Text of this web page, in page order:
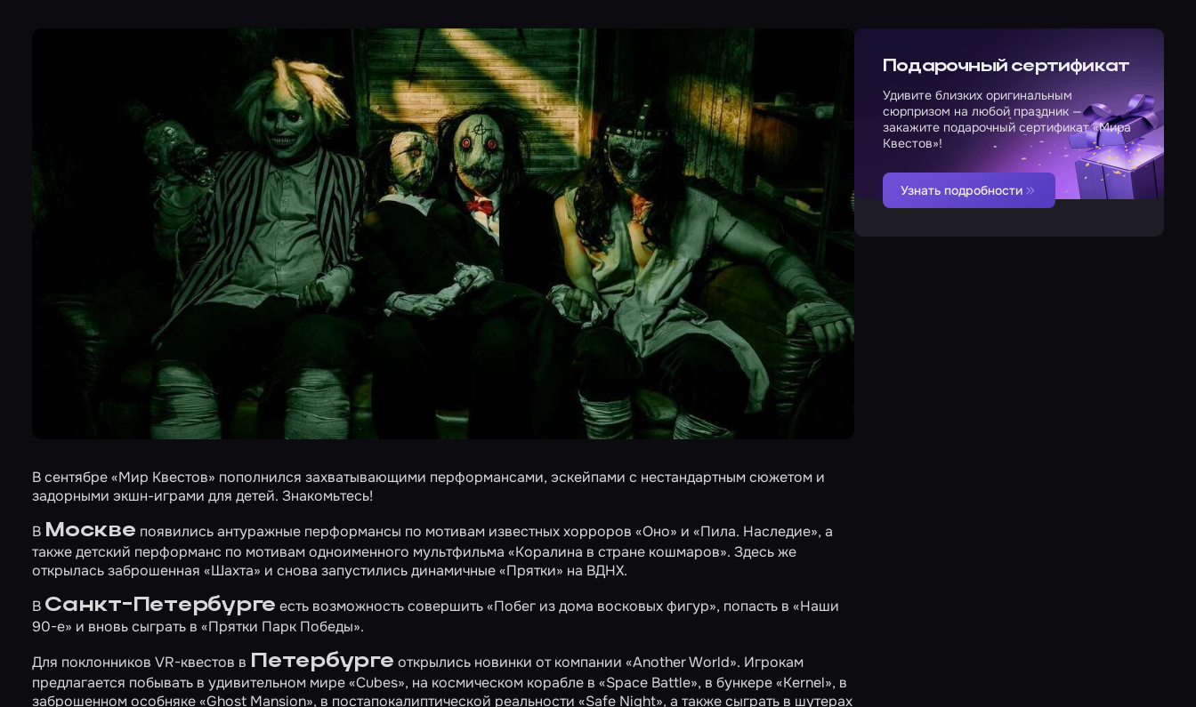
В сентябре «Мир Квестов» пополнился захватывающими перформансами, эскейпами с нестандартным сюжетом и
задорными экшн-играми для детей. Знакомьтесь!
В Москве появились антуражные перформансы по мотивам известных хорроров «Оно» и «Пила. Наследие», а
также детский перформанс по мотивам одноименного мультфильма «Коралина в стране кошмаров». Здесь же
открылась заброшенная «Шахта» и снова запустились динамичные«Прятки» на ВДНХ.
В Санкт-Петербурге есть возможность совершить«Побег из дома восковых фигур», попасть в«Наши
90-е» и вновь сыграть в «Прятки Парк Победы».
Для поклонников VR-квестов в Петербурге открылись новинки от компании «Another World». Игрокам
предлагается побывать в удивительном мире«Cubes», на космическом корабле в «Space Battle», в бункере«Kernel», в
заброшенном особняке«Ghost Mansion», в постапокалиптической реальности «Safe Night», а также сыграть в шутерах
Подарочный сертификат
Удивите близких оригинальным
сюрпризом на любой праздник —
закажите подарочный сертификат «Мира
Квестов»!
Узнать подробности